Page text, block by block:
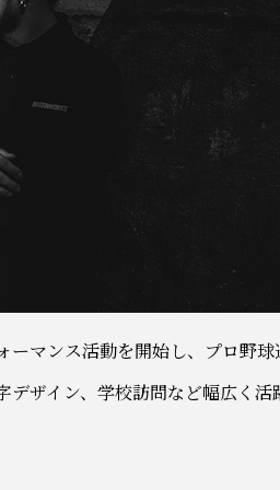
マンス活動を開始し、プロ野
ザイン、学校訪問など幅広く活